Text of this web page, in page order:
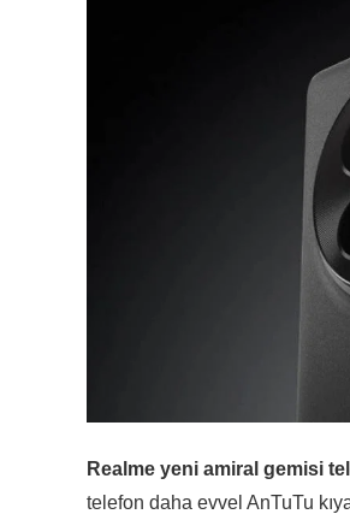
Realme yeni amiral gemisi
telefon daha evvel AnTuTu